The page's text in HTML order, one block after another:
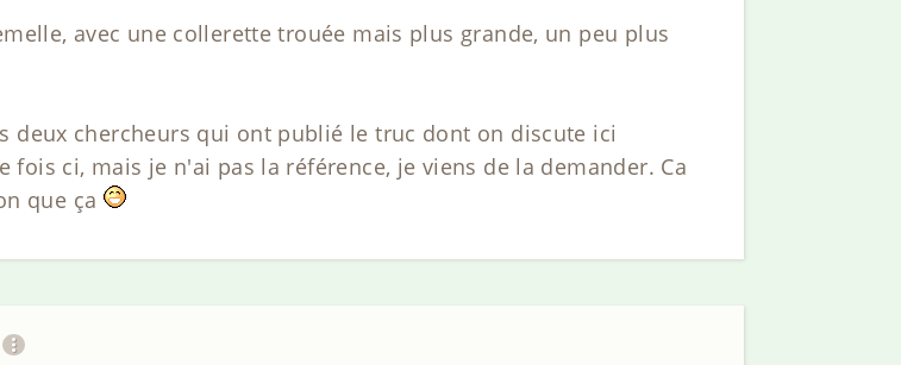
avec une collerette trouée mais plus grande, un peu plus
deux chercheurs qui ont publié le truc dont on discute ici
ci, mais je n'ai pas la référence, je viens de la demander. Ca
que ça